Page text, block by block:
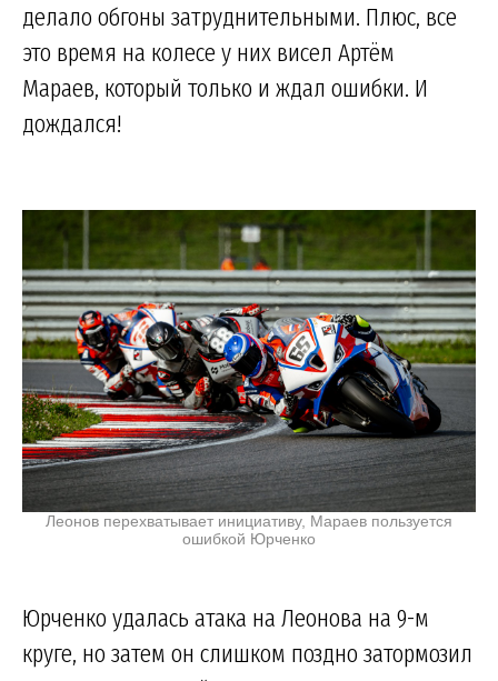
делало обгоны затруднительными. Плюс, все
это время на колесе у них висел Артём
Мараев, который только и ждал ошибки. И
дождался!
Леонов перехватывает инициативу, Мараев пользуется
ошибкой Юрченко
Юрченко удалась атака на Леонова на 9-м
круге, но затем он слишком поздно затормозил